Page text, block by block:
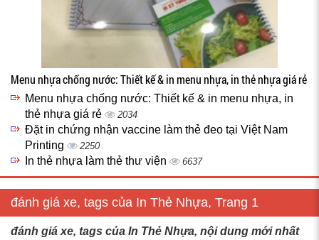
Menu nhựa chống nước: Thiết kế & in menu nhựa, in thẻ nhựa giá rẻ
Menu nhựa chống nước: Thiết kế & in menu nhựa, in
thẻ nhựa giá rẻ
2034
Đặt in chứng nhận vaccine làm thẻ đeo tại Việt Nam
Printing
2250
In thẻ nhựa làm thẻ thư viện 6637
đánh giá xe, tags của In Thẻ Nhựa, Trang 1
đánh giá xe, tags của In Thẻ Nhựa, nội dung mới nhất